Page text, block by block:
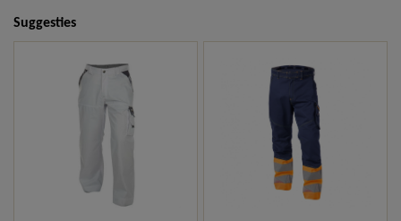
Suggesties